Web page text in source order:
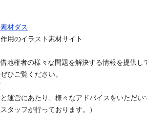
材ダス
用のイラスト素材サイト
地権者の様々な問題を解決する情報を提供し
ひご覧ください。
運営にあたり、様々なアドバイスをいただい
タッフが行っております。）